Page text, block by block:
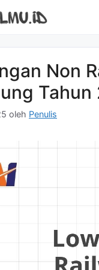
Non
oleh Penulis